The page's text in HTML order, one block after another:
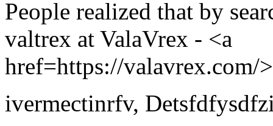
People realized that by
valtrex at ValaVrex - <a
href=https://valavrex.com/
ivermectinrfv,